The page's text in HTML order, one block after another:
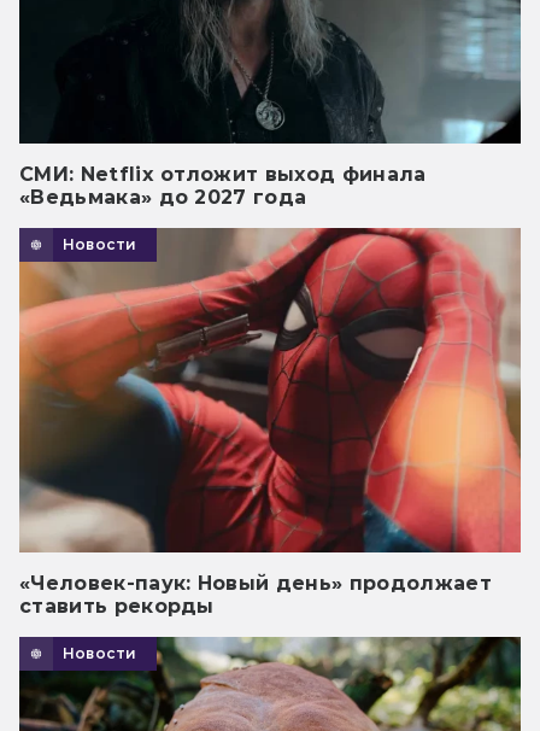
СМИ: Netflix отложит выход финала
«Ведьмака» до 2027 года
Новости
«Человек-паук: Новый день» продолжает
ставить рекорды
Новости